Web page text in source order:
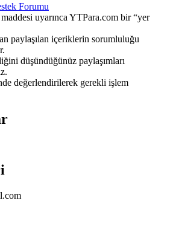
Forumu
uyarınca YTPara.com bir “yer
paylaşılan içeriklerin sorumluluğu
düşündüğünüz paylaşımları
değerlendirilerek gerekli işlem